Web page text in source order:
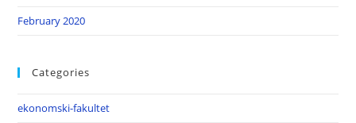
February 2020
Categories
ekonomski-fakultet